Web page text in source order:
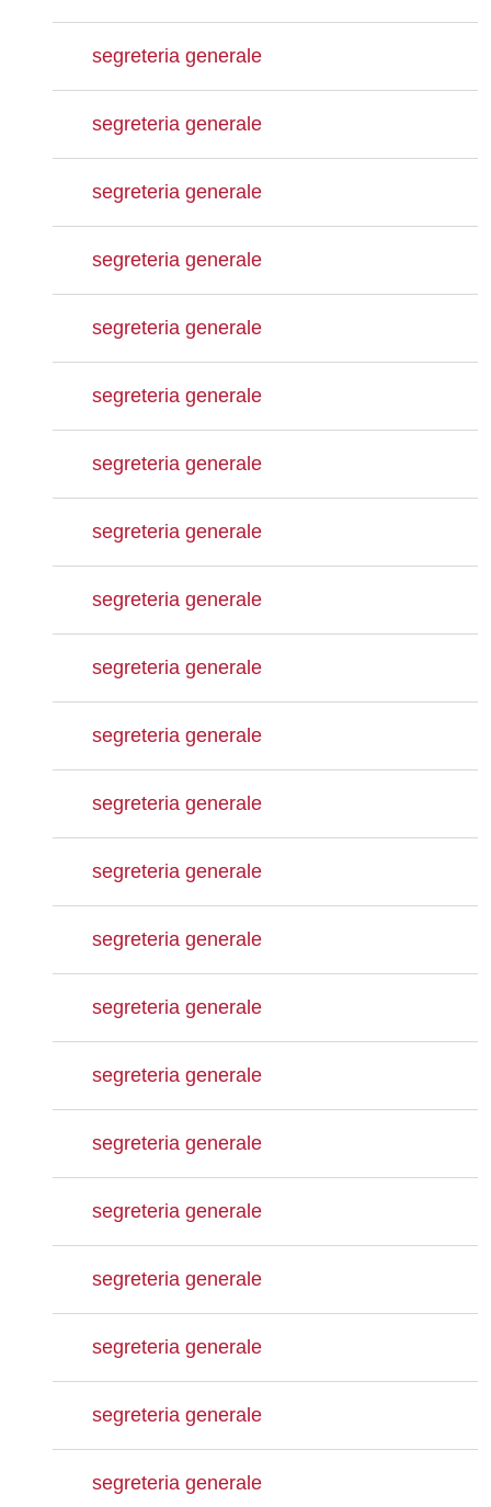
segreteria generale
segreteria generale
segreteria generale
segreteria generale
segreteria generale
segreteria generale
segreteria generale
segreteria generale
segreteria generale
segreteria generale
segreteria generale
segreteria generale
segreteria generale
segreteria generale
segreteria generale
segreteria generale
segreteria generale
segreteria generale
segreteria generale
segreteria generale
segreteria generale
segreteria generale